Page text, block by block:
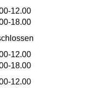
12.00
18.00
12.00
18.00
12.00